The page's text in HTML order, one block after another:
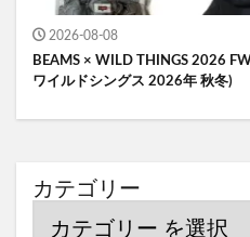
2026-08-08
BEAMS × WILD THINGS 2026
ワイルドシングス 2026年 秋冬)
カテゴリー